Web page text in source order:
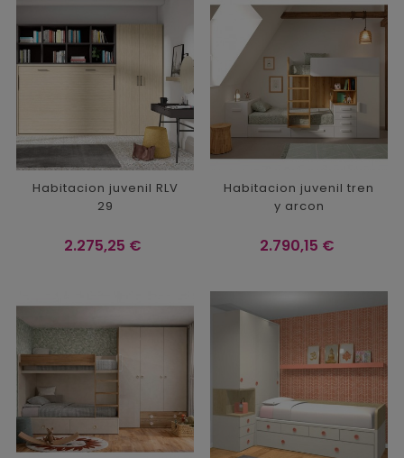
Habitacion juvenil RLV
29
Precio
2.275,25 €
Habitacion juvenil tren
y arcon
Precio
2.790,15 €